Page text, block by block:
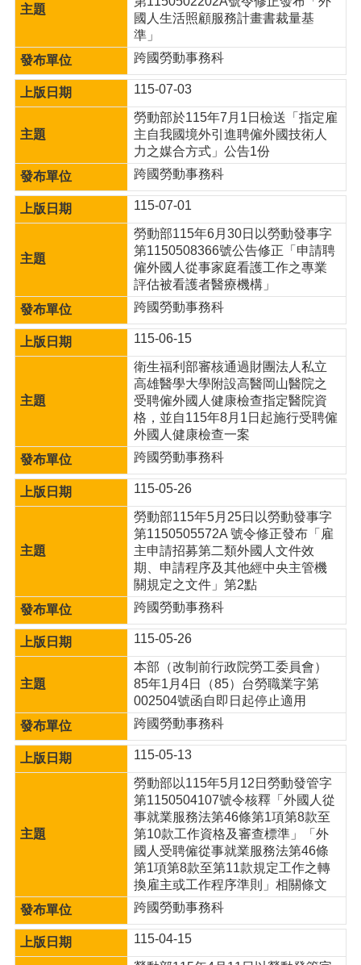
資
公
開
案
應
用
回
首
頁
站
覽
市
信
常
題
園
口
網
站
安
全
政
策
隱
權
政
資
料
放
國人生活照顧服務計畫書裁量基
準」
跨國勞動事務科
115-07-03
勞動部於115年7月1日檢送「指定雇
主自我國境外引進聘僱外國技術人
力之媒合方式」公告1份
跨國勞動事務科
115-07-01
勞動部115年6月30日以勞動發事字
第1150508366號公告修正「申請聘
僱外國人從事家庭看護工作之專業
評估被看護者醫療機構」
跨國勞動事務科
115-06-15
衛生福利部審核通過財團法人私立
高雄醫學大學附設高醫岡山醫院之
受聘僱外國人健康檢查指定醫院資
格，並自115年8月1日起施行受聘僱
外國人健康檢查一案
跨國勞動事務科
115-05-26
勞動部115年5月25日以勞動發事字
第1150505572A 號令修正發布「雇
主申請招募第二類外國人文件效
期、申請程序及其他經中央主管機
關規定之文件」第2點
跨國勞動事務科
115-05-26
本部（改制前行政院勞工委員會）
85年1月4日（85）台勞職業字第
002504號函自即日起停止適用
跨國勞動事務科
115-05-13
勞動部以115年5月12日勞動發管字
第1150504107號令核釋「外國人從
事就業服務法第46條第1項第8款至
第10款工作資格及審查標準」「外
國人受聘僱從事就業服務法第46條
第1項第8款至第11款規定工作之轉
換雇主或工作程序準則」相關條文
跨國勞動事務科
115-04-15